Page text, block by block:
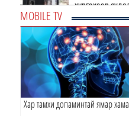
хүргэхээр
ОБЕГ | Олон
судлах
алба хаагч
0 |
ТАНИЛЦ |
MOBILE TV
Хар тамхи допаминтай ямар